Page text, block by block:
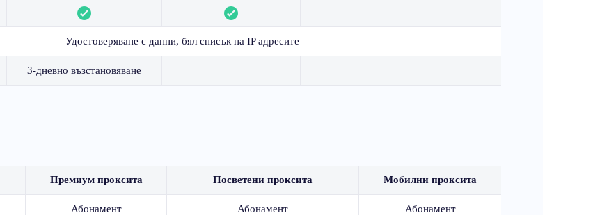
Удостоверяване с данни, бял списък на IP адресите
3-дневно възстановяване
Премиум проксита Посветени проксита Мобилни проксита
Абонамент Абонамент Абонамент